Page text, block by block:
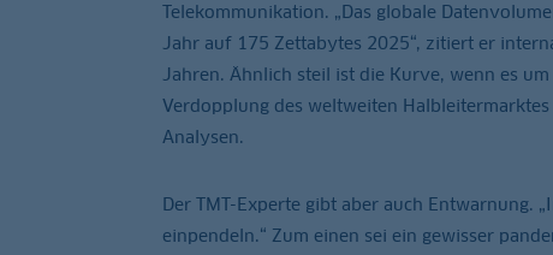
Telekommunikation. „Das globale
Jahr auf 175 Zettabytes 2025“, zitiert er
Jahren. Ähnlich steil ist die Kurve, wenn es
Verdopplung des weltweiten
Analysen.
Der TMT-Experte gibt aber auch Entwarnung.
einpendeln.“ Zum einen sei ein gewisser